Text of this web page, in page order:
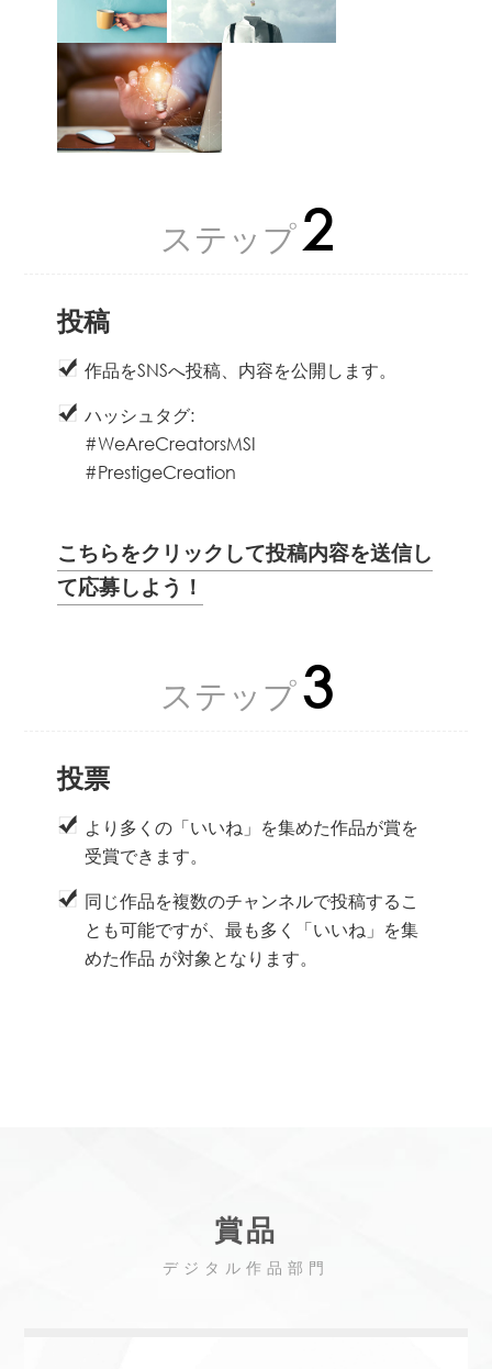
ステップ2
投稿
作品をSNSへ投稿、内容を公開します。
ハッシュタグ:
#WeAreCreatorsMSI
#PrestigeCreation
こちらをクリックして投稿内容を送信し
て応募しよう！
ステップ3
投票
より多くの「いいね」を集めた作品が賞を
受賞できます。
同じ作品を複数のチャンネルで投稿するこ
とも可能ですが、最も多く「いいね」を集
めた作品 が対象となります。
賞品
デジタル作品部門